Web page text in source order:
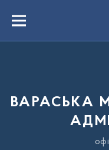
вмістуMenu
ВАРАСЬКА